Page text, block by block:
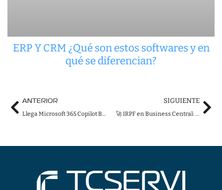
ERP Y CRM ¿Qué son estos softwares y en
qué se diferencian?
AntANTERIOR
Llega Microsoft 365 Copilot Business: IA avanzada para impulsar la productividad de las pymes
SIGUIENTE
🚀 IRPF en Business Central: Guía completa con 5 claves nativas